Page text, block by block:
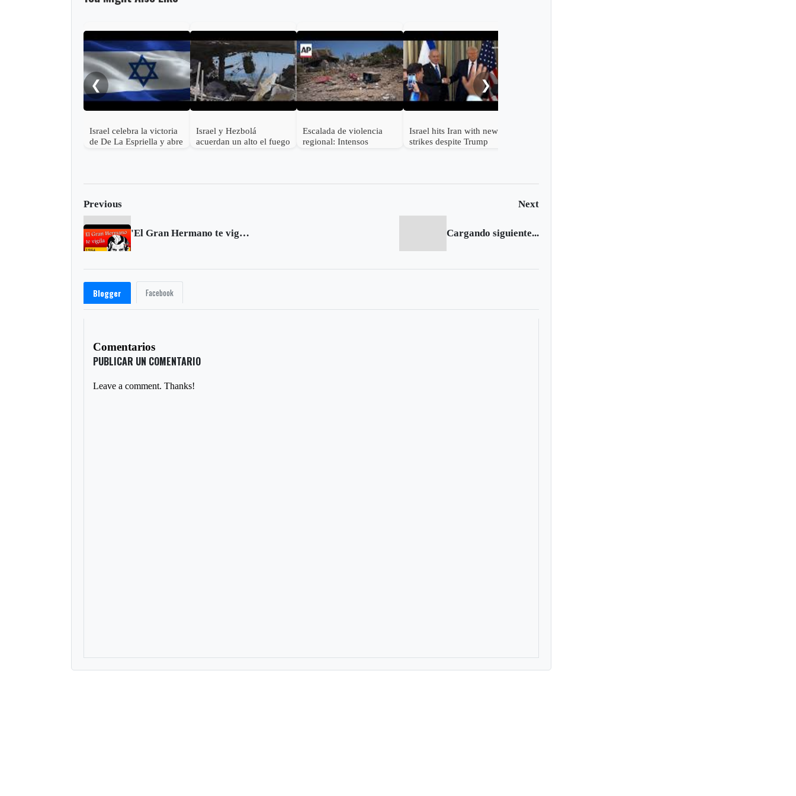
❮
Israel celebra la victoria
de De La Espriella y abre
Israel y Hezbolá
acuerdan un alto el fuego
Escalada de violencia
regional: Intensos
Israel hits Iran with new
strikes despite Trump
❯
Previous Next
'El Gran Hermano te vigila' y otros términos surgidos de 1984 Cargando siguiente...
Blogger Facebook
Comentarios
PUBLICAR UN COMENTARIO
Leave a comment. Thanks!